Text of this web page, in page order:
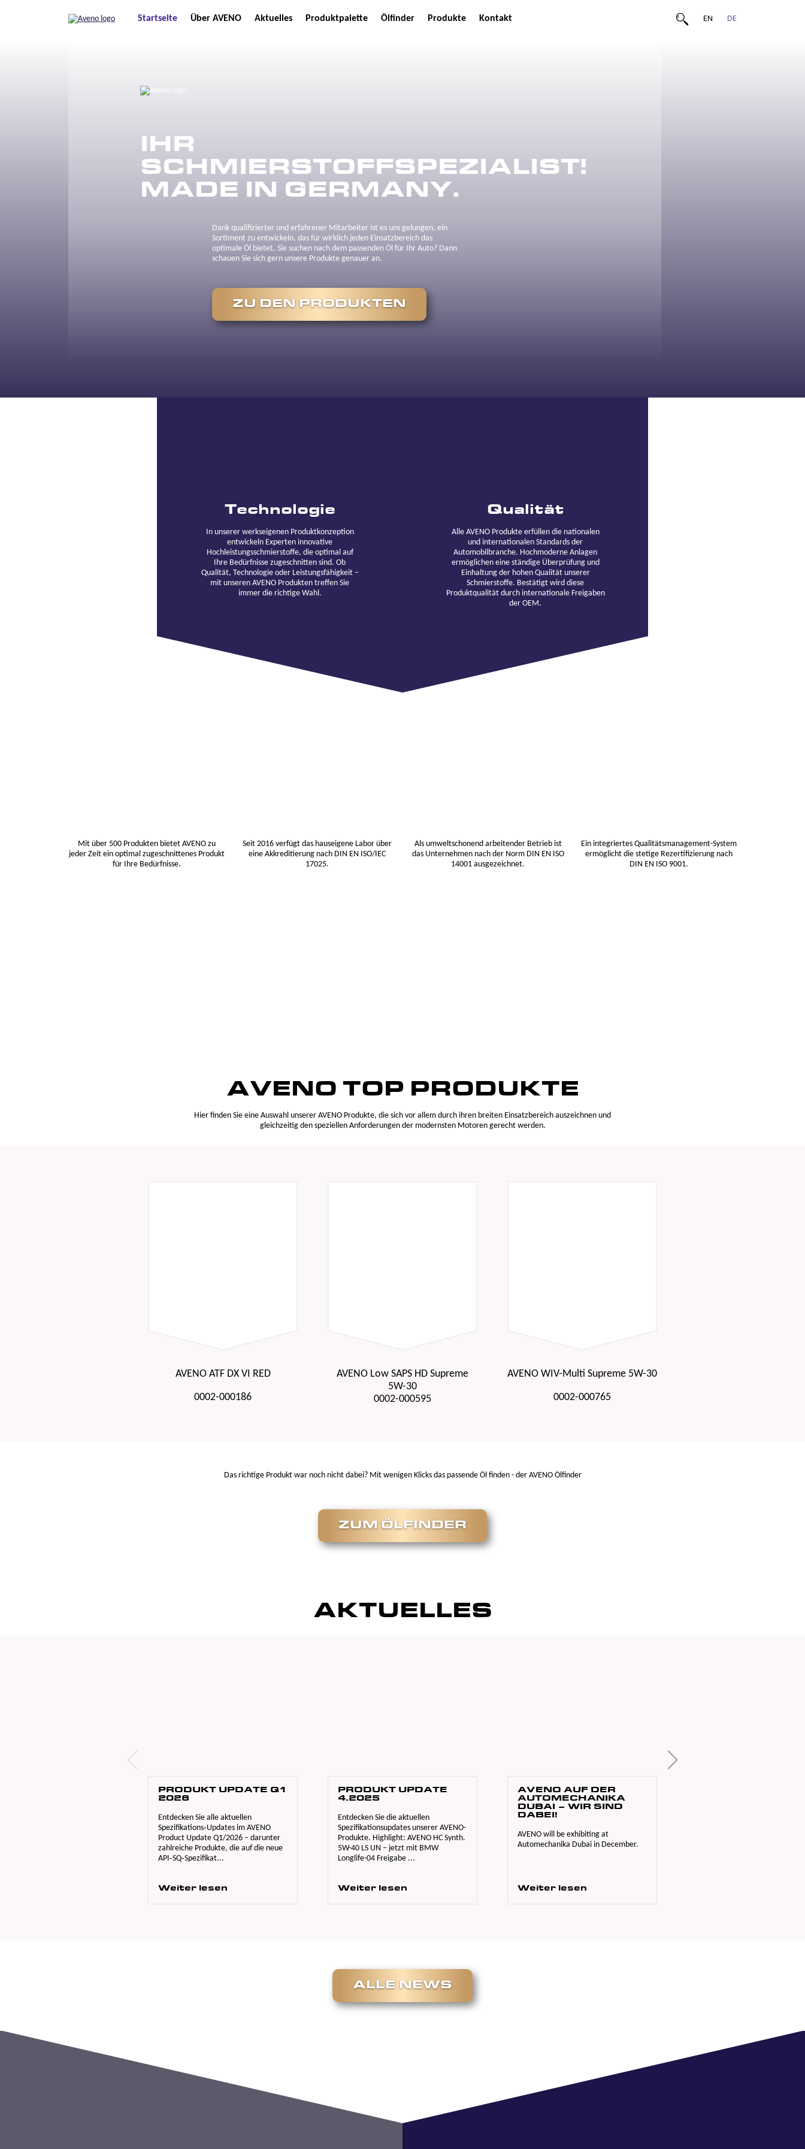
EN DE
Startseite Über AVENO Aktuelles Produktpalette Ölfinder Produkte Kontakt
IHR
SCHMIERSTOFFSPEZIALIST!
MADE IN GERMANY.
Dank qualifizierter und erfahrener Mitarbeiter ist es uns gelungen, ein
Sortiment zu entwickeln, das für wirklich jeden Einsatzbereich das
optimale Öl bietet. Sie suchen nach dem passenden Öl für Ihr Auto? Dann
schauen Sie sich gern unsere Produkte genauer an.
ZU DEN PRODUKTEN
Technologie
In unserer werkseigenen Produktkonzeption
entwickeln Experten innovative
Hochleistungsschmierstoffe, die optimal auf
Ihre Bedürfnisse zugeschnitten sind. Ob
Qualität, Technologie oder Leistungsfähigkeit –
mit unseren AVENO Produkten treffen Sie
immer die richtige Wahl.
Qualität
Alle AVENO Produkte erfüllen die nationalen
und internationalen Standards der
Automobilbranche. Hochmoderne Anlagen
ermöglichen eine ständige Überprüfung und
Einhaltung der hohen Qualität unserer
Schmierstoffe. Bestätigt wird diese
Produktqualität durch internationale Freigaben
der OEM.
Mit über 500 Produkten bietet AVENO zu
jeder Zeit ein optimal zugeschnittenes Produkt
für Ihre Bedürfnisse.
Seit 2016 verfügt das hauseigene Labor über
eine Akkreditierung nach DIN EN ISO/IEC
17025.
Als umweltschonend arbeitender Betrieb ist
das Unternehmen nach der Norm DIN EN ISO
14001 ausgezeichnet.
Ein integriertes Qualitätsmanagement-System
ermöglicht die stetige Rezertifizierung nach
DIN EN ISO 9001.
AVENO TOP PRODUKTE
Hier finden Sie eine Auswahl unserer AVENO Produkte, die sich vor allem durch ihren breiten Einsatzbereich auszeichnen und
gleichzeitig den speziellen Anforderungen der modernsten Motoren gerecht werden.
AVENO ATF DX VI RED
0002-000186
AVENO Low SAPS HD Supreme
5W-30
0002-000595
AVENO WIV-Multi Supreme 5W-30
0002-000765
Das richtige Produkt war noch nicht dabei? Mit wenigen Klicks das passende Öl finden - der AVENO Ölfinder
ZUM ÖLFINDER
AKTUELLES
PRODUKT UPDATE Q1
2026
Entdecken Sie alle aktuellen
Spezifikations‑Updates im AVENO
Product Update Q1/2026 – darunter
zahlreiche Produkte, die auf die neue
API‑SQ‑Spezifikat...
Weiter lesen
PRODUKT UPDATE
4.2025
Entdecken Sie die aktuellen
Spezifikationsupdates unserer AVENO-
Produkte. Highlight: AVENO HC Synth.
5W-40 LS UN – jetzt mit BMW
Longlife-04 Freigabe ...
Weiter lesen
AVENO AUF DER
AUTOMECHANIKA
DUBAI – WIR SIND
DABEI!
AVENO will be exhibiting at
Automechanika Dubai in December.
Weiter lesen
ALLE NEWS